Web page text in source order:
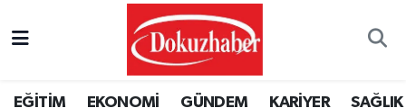
EĞİTİM EKONOMİ GÜNDEM KARİYER SAĞLIK